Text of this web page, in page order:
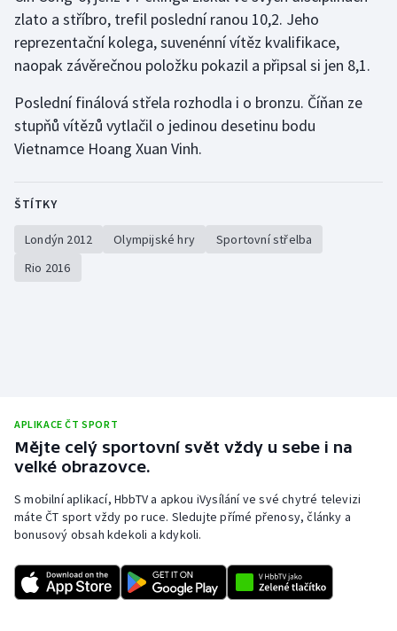
Futsal
Gymnastika
Moderní pětiboj
Motorsport
Olympijské hry
Plavání
zlato a stříbro, trefil poslední ranou 10,2. Jeho
reprezentační kolega, suvenénní vítěz kvalifikace,
naopak závěrečnou položku pokazil a připsal si jen 8,1.
Poslední finálová střela rozhodla i o bronzu. Číňan ze
stupňů vítězů vytlačil o jedinou desetinu bodu
Vietnamce Hoang Xuan Vinh.
ŠTÍTKY
Londýn 2012 Olympijské hry
Sportovní střelba
Rio 2016
APLIKACE ČT SPORT
Mějte celý sportovní svět vždy u sebe i na
velké obrazovce.
S mobilní aplikací, HbbTV a apkou iVysílání ve své chytré televizi
máte ČT sport vždy po ruce. Sledujte přímé přenosy, články a
bonusový obsah kdekoli a kdykoli.